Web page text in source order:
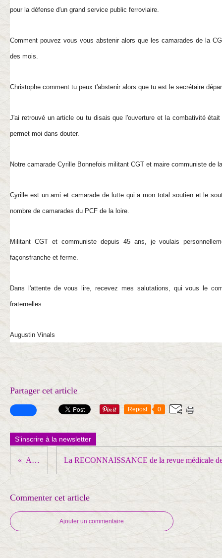
pour la défense d'un grand service public ferroviaire.
Comment pouvez vous vous abstenir alors que les camarades de la
des mois.
Christophe comment tu peux t'abstenir alors que tu est le secrétaire
J'ai retrouvé un article ou tu disais que l'ouverture et la combativité
permet moi dans douter.
Notre camarade Cyrille Bonnefois militant CGT et maire communiste de
Cyrille est un ami et camarade de lutte qui a mon total soutien et le
nombre de camarades du PCF de la loire.
Militant CGT et communiste depuis 45 ans, je voulais
façonsfranche et ferme.
Dans l'attente de vous lire, recevez mes salutations, qui vous le
fraternelles.
Augustin Vinals
Partager cet article
Repost 0
S'inscrire à la newsletter
AGNES
Commenter cet article
Ajouter un commentaire